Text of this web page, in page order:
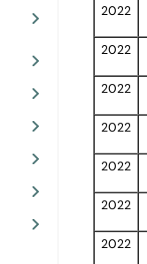
2022
2022
2022
2022
2022
2022
2022